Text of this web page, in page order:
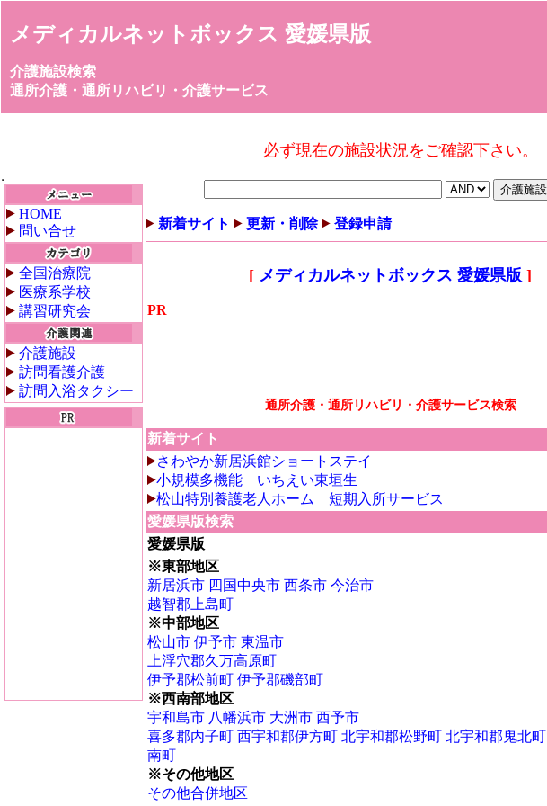
メディカルネットボックス 愛媛県版
介護施設検索
通所介護・通所リハビリ・介護サービス
必ず現在の施設状況をご確認下さい。
HOME
問い合せ
全国治療院
医療系学校
講習研究会
介護施設
訪問看護介護
訪問入浴タクシー
新着サイト 更新・削除 登録申請
[ メディカルネットボックス 愛媛県版 ]
PR
通所介護・通所リハビリ・介護サービス検索
新着サイト
さわやか新居浜館ショートステイ
小規模多機能 いちえい東垣生
松山特別養護老人ホーム 短期入所サービス
愛媛県版検索
愛媛県版
※東部地区
新居浜市 四国中央市 西条市 今治市
越智郡上島町
※中部地区
松山市 伊予市 東温市
上浮穴郡久万高原町
伊予郡松前町 伊予郡磯部町
※西南部地区
宇和島市 八幡浜市 大洲市 西予市
喜多郡内子町 西宇和郡伊方町 北宇和郡松野町 北宇和郡鬼北町
南町
※その他地区
その他合併地区